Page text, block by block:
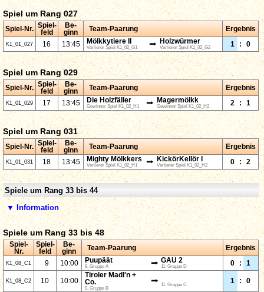
Spiel um Rang 027
Spiel-Nr. Spiel-
feld
Be-
ginn
Team-Paarung Ergebnis
K1_01_027 16 13:45 Mölkkytiere II
Verlierer Spiel K1_02_G1 ⭢ Holzwürmer
Verlierer Spiel K1_02_G2 1 : 0
Spiel um Rang 029
Spiel-Nr. Spiel-
feld
Be-
ginn
Team-Paarung Ergebnis
K1_01_029 17 13:45 Die Holzfäller
Gewinner Spiel K1_02_H1 ⭢ Magermölkk
Gewinner Spiel K1_02_H2 2 : 1
Spiel um Rang 031
Spiel-Nr. Spiel-
feld
Be-
ginn
Team-Paarung Ergebnis
K1_01_031 18 13:45 Mighty Mölkkers
Verlierer Spiel K1_02_H1 ⭢ KickörKellör I
Verlierer Spiel K1_02_H2 0 : 2
Spiele um Rang 33 bis 44
▼ Information
Spiele um Rang 33 bis 48
Spiel-
Nr.
Spiel-
feld
Be-
ginn
Team-Paarung Ergebnis
K1_08_C1 9 10:00 Puupäät
9. Gruppe A ⭢ GAU 2
11. Gruppe D 0 : 1
K1_08_C2 10 10:00
Tiroler Madl'n +
Co.
9. Gruppe B
⭢ 11. Gruppe C
1 : 0